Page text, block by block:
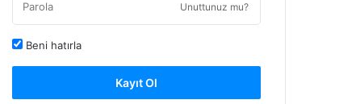
Unuttunuz mu?
Beni hatırla
Kayıt Ol